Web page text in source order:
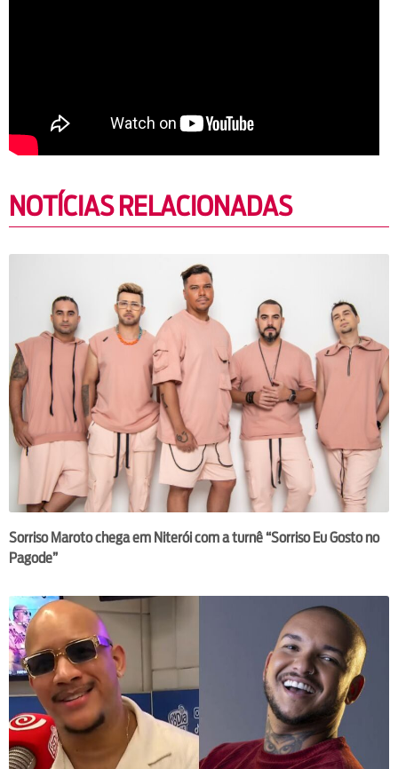
NOTÍCIAS RELACIONADAS
Sorriso Maroto chega em Niterói com a turnê “Sorriso Eu Gosto no
Pagode”